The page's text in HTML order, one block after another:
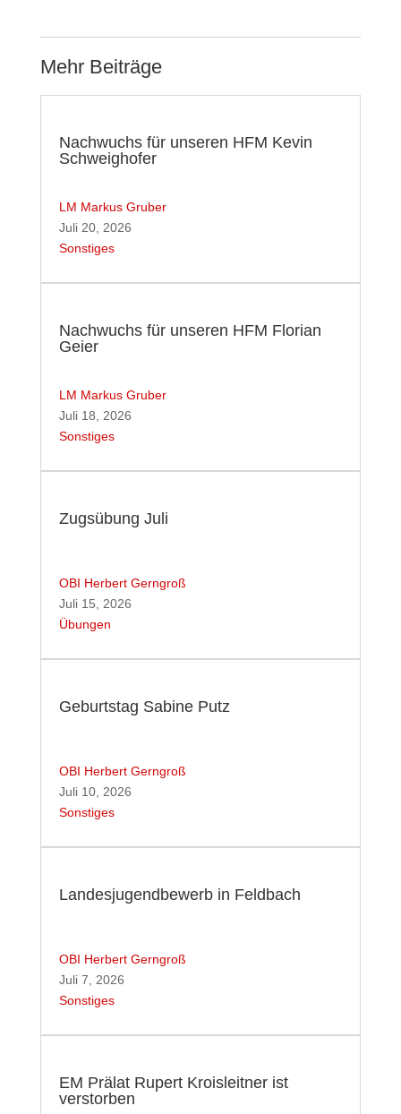
Mehr Beiträge
Nachwuchs für unseren HFM Kevin
Schweighofer
LM Markus Gruber
Juli 20, 2026
Sonstiges
Nachwuchs für unseren HFM Florian
Geier
LM Markus Gruber
Juli 18, 2026
Sonstiges
Zugsübung Juli
OBI Herbert Gerngroß
Juli 15, 2026
Übungen
Geburtstag Sabine Putz
OBI Herbert Gerngroß
Juli 10, 2026
Sonstiges
Landesjugendbewerb in Feldbach
OBI Herbert Gerngroß
Juli 7, 2026
Sonstiges
EM Prälat Rupert Kroisleitner ist
verstorben